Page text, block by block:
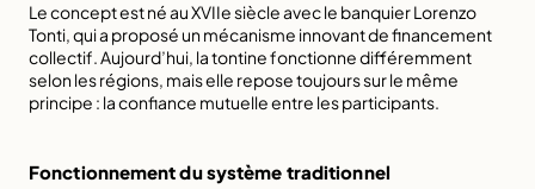
Le concept est né au XVIIe siècle avec le banquier Lorenzo
Tonti, qui a proposé un mécanisme innovant de financement
collectif. Aujourd’hui, la tontine fonctionne différemment
selon les régions, mais elle repose toujours sur le même
principe : la confiance mutuelle entre les participants.
Fonctionnement du système traditionnel